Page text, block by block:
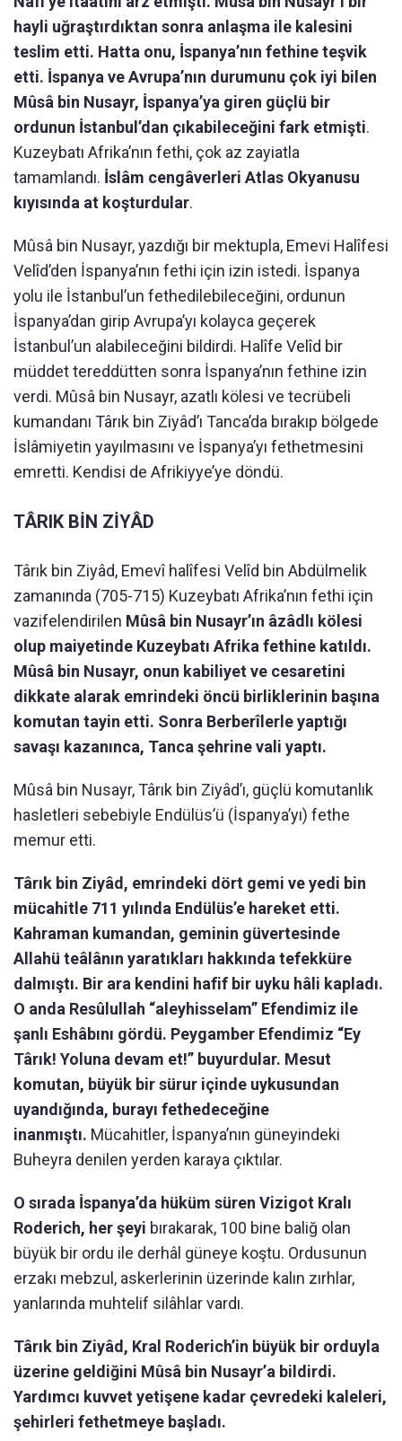
hayli uğraştırdıktan sonra anlaşma ile kalesini
teslim etti. Hatta onu, İspanya’nın fethine teşvik
etti. İspanya ve Avrupa’nın durumunu çok iyi bilen
Mûsâ bin Nusayr, İspanya’ya giren güçlü bir
ordunun İstanbul’dan çıkabileceğini fark etmişti.
Kuzeybatı Afrika’nın fethi, çok az zayiatla
tamamlandı. İslâm cengâverleri Atlas Okyanusu
kıyısında at koşturdular.
Mûsâ bin Nusayr, yazdığı bir mektupla, Emevi Halîfesi
Velîd’den İspanya’nın fethi için izin istedi. İspanya
yolu ile İstanbul’un fethedilebileceğini, ordunun
İspanya’dan girip Avrupa’yı kolayca geçerek
İstanbul’un alabileceğini bildirdi. Halîfe Velîd bir
müddet tereddütten sonra İspanya’nın fethine izin
verdi. Mûsâ bin Nusayr, azatlı kölesi ve tecrübeli
kumandanı Târık bin Ziyâd’ı Tanca’da bırakıp bölgede
İslâmiyetin yayılmasını ve İspanya’yı fethetmesini
emretti. Kendisi de Afrikiyye’ye döndü.
TÂRIK BİN ZİYÂD
Târık bin Ziyâd, Emevî halîfesi Velîd bin Abdülmelik
zamanında (705-715) Kuzeybatı Afrika’nın fethi için
vazifelendirilen Mûsâ bin Nusayr’ın âzâdlı kölesi
olup maiyetinde Kuzeybatı Afrika fethine katıldı.
Mûsâ bin Nusayr, onun kabiliyet ve cesaretini
dikkate alarak emrindeki öncü birliklerinin başına
komutan tayin etti. Sonra Berberîlerle yaptığı
savaşı kazanınca, Tanca şehrine vali yaptı.
Mûsâ bin Nusayr, Târık bin Ziyâd’ı, güçlü komutanlık
hasletleri sebebiyle Endülüs’ü (İspanya’yı) fethe
memur etti.
Târık bin Ziyâd, emrindeki dört gemi ve yedi bin
mücahitle 711 yılında Endülüs’e hareket etti.
Kahraman kumandan, geminin güvertesinde
Allahü teâlânın yaratıkları hakkında tefekküre
dalmıştı. Bir ara kendini hafif bir uyku hâli kapladı.
O anda Resûlullah “aleyhisselam” Efendimiz ile
şanlı Eshâbını gördü. Peygamber Efendimiz “Ey
Târık! Yoluna devam et!” buyurdular. Mesut
komutan, büyük bir sürur içinde uykusundan
uyandığında, burayı fethedeceğine
inanmıştı. Mücahitler, İspanya’nın güneyindeki
Buheyra denilen yerden karaya çıktılar.
O sırada İspanya’da hüküm süren Vizigot Kralı
Roderich, her şeyi bırakarak, 100 bine baliğ olan
büyük bir ordu ile derhâl güneye koştu. Ordusunun
erzakı mebzul, askerlerinin üzerinde kalın zırhlar,
yanlarında muhtelif silâhlar vardı.
Târık bin Ziyâd, Kral Roderich’in büyük bir orduyla
üzerine geldiğini Mûsâ bin Nusayr’a bildirdi.
Yardımcı kuvvet yetişene kadar çevredeki kaleleri,
şehirleri fethetmeye başladı.